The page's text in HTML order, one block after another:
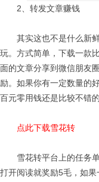
2、转发文章赚钱
其实这也不是什么新鲜
玩。方式简单，下载一款
面的文章分享到微信朋友
励。如果你有一定数量的
百元零用钱还是比较不错的
点此下载雪花转
雪花转平台上的任务单
打开阅读就奖励5毛，如